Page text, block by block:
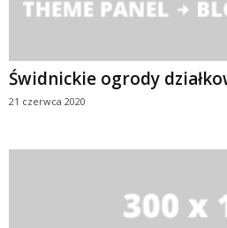
Świdnickie ogrody
21 czerwca 2020